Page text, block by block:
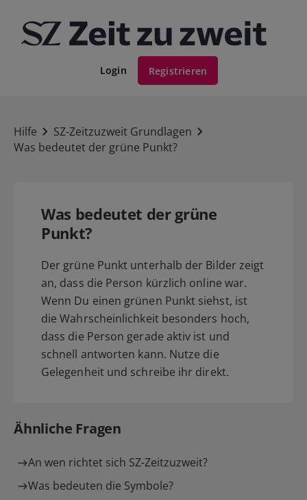
Login Registrieren
Hilfe
SZ-Zeitzuzweit Grundlagen
Was bedeutet der grüne Punkt?
Was bedeutet der grüne
Punkt?
Der grüne Punkt unterhalb der Bilder zeigt
an, dass die Person kürzlich online war.
Wenn Du einen grünen Punkt siehst, ist
die Wahrscheinlichkeit besonders hoch,
dass die Person gerade aktiv ist und
schnell antworten kann. Nutze die
Gelegenheit und schreibe ihr direkt.
Ähnliche Fragen
An wen richtet sich SZ-Zeitzuzweit?
Was bedeuten die Symbole?